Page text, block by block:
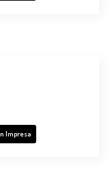
Impresa